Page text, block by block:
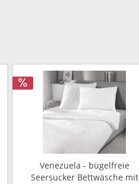
Venezuela - bügelfreie
Seersucker Bettwäsche mit